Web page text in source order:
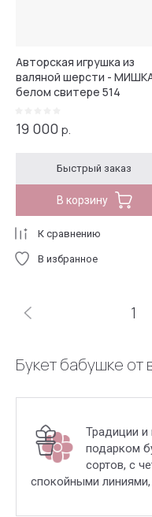
Авторская игрушка из
валяной шерсти -
белом свитере 514
19 000 р.
Быстрый заказ
В корзину
К сравнению
В избранное
1
Букет бабушке от
Традиции и
подарком
сортов, с
спокойными